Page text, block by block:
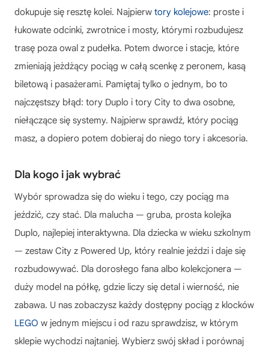
dokupuje się resztę kolei. Najpierw tory kolejowe: proste i
łukowate odcinki, zwrotnice i mosty, którymi rozbudujesz
trasę poza owal z pudełka. Potem dworce i stacje, które
zmieniają jeżdżący pociąg w całą scenkę z peronem, kasą
biletową i pasażerami. Pamiętaj tylko o jednym, bo to
najczęstszy błąd: tory Duplo i tory City to dwa osobne,
niełączące się systemy. Najpierw sprawdź, który pociąg
masz, a dopiero potem dobieraj do niego tory i akcesoria.
Dla kogo i jak wybrać
Wybór sprowadza się do wieku i tego, czy pociąg ma
jeździć, czy stać. Dla malucha — gruba, prosta kolejka
Duplo, najlepiej interaktywna. Dla dziecka w wieku szkolnym
— zestaw City z Powered Up, który realnie jeździ i daje się
rozbudowywać. Dla dorosłego fana albo kolekcjonera —
duży model na półkę, gdzie liczy się detal i wierność, nie
zabawa. U nas zobaczysz każdy dostępny pociąg z klocków
LEGO w jednym miejscu i od razu sprawdzisz, w którym
sklepie wychodzi najtaniej. Wybierz swój skład i porównaj